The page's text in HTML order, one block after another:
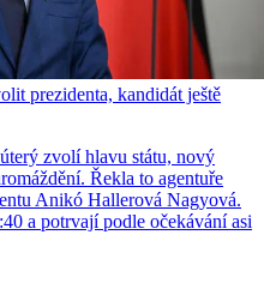
prezidenta, kandidát ještě
zvolí hlavu státu, nový
Řekla to agentuře
Anikó Hallerová Nagyová.
a potrvají podle očekávání asi